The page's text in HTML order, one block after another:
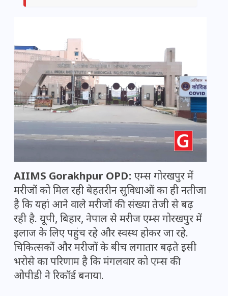
AIIMS Gorakhpur OPD: एम्स गोरखपुर में
मरीजों को मिल रही बेहतरीन सुविधाओं का ही नतीजा
है कि यहां आने वाले मरीजों की संख्या तेजी से बढ़
रही है. यूपी, बिहार, नेपाल से मरीज एम्स गोरखपुर में
इलाज के लिए पहुंच रहे और स्वस्थ होकर जा रहे.
चिकित्सकों और मरीजों के बीच लगातार बढ़ते इसी
भरोसे का परिणाम है कि मंगलवार को एम्स की
ओपीडी ने रिकॉर्ड बनाया.